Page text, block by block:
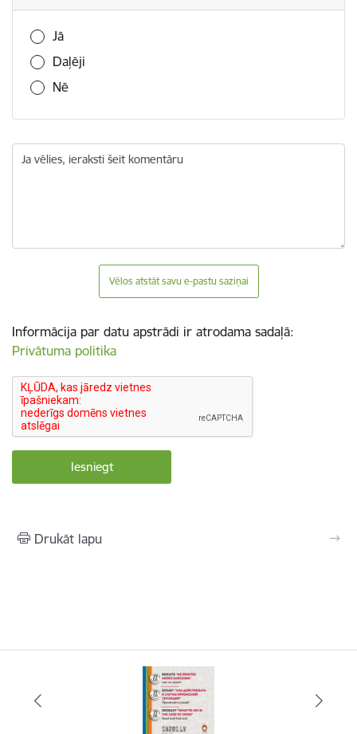
Vai šī informācija bija noderīga?
Jā
Daļēji
Nē
Ja vēlies, ieraksti šeit komentāru
Vēlos atstāt savu e-pastu saziņai
Informācija par datu apstrādi ir atrodama sadaļā:
Privātuma politika
Drukāt lapu